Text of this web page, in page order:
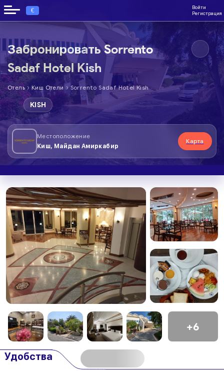
€
Войти
Регистрация
Забронировать Sorrento
Sadaf Hotel Kish
Отель › Киш Отели › Sorrento Sadaf Hotel Kish
KISH
Местоположение
Киш, Майдан Амиркабир
Карта
+6
Удобства